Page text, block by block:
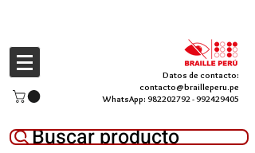
Datos de contacto:
contacto@brailleperu.pe
WhatsApp: 982202792- 992429405
Buscar producto